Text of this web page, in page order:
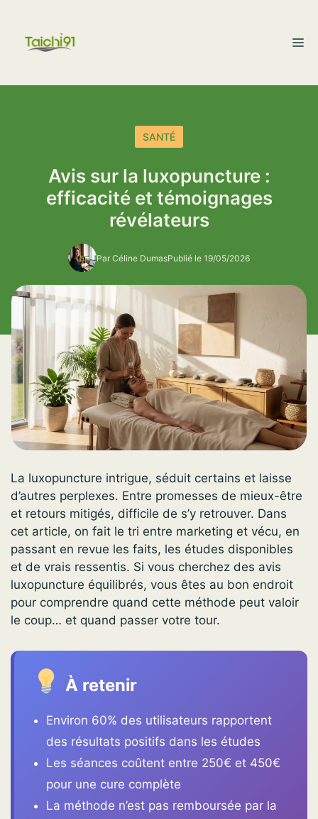
contenu
SANTÉ
Avis sur la luxopuncture :
efficacité et témoignages
révélateurs
Par Céline DumasPublié le 19/05/2026
La luxopuncture intrigue, séduit certains et laisse
d’autres perplexes. Entre promesses de mieux-être
et retours mitigés, difficile de s’y retrouver. Dans
cet article, on fait le tri entre marketing et vécu, en
passant en revue les faits, les études disponibles
et de vrais ressentis. Si vous cherchez des avis
luxopuncture équilibrés, vous êtes au bon endroit
pour comprendre quand cette méthode peut valoir
le coup… et quand passer votre tour.
À retenir
Environ 60% des utilisateurs rapportent
des résultats positifs dans les études
Les séances coûtent entre 250€ et 450€
pour une cure complète
La méthode n’est pas remboursée par la